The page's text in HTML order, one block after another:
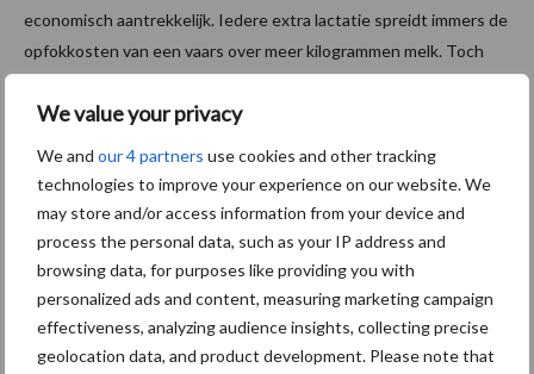
We value your privacy
We and our 4 partners use cookies and other tracking
technologies to improve your experience on our website. We
may store and/or access information from your device and
process the personal data, such as your IP address and
browsing data, for purposes like providing you with
personalized ads and content, measuring marketing campaign
effectiveness, analyzing audience insights, collecting precise
geolocation data, and product development. Please note that
economisch aantrekkelijk. Iedere extra lactatie spreidt immers de
opfokkosten van een vaars over meer kilogrammen melk. Toch
Regelm
aat
belangrij
k in de
melkrob
ot:
22 juli 2026